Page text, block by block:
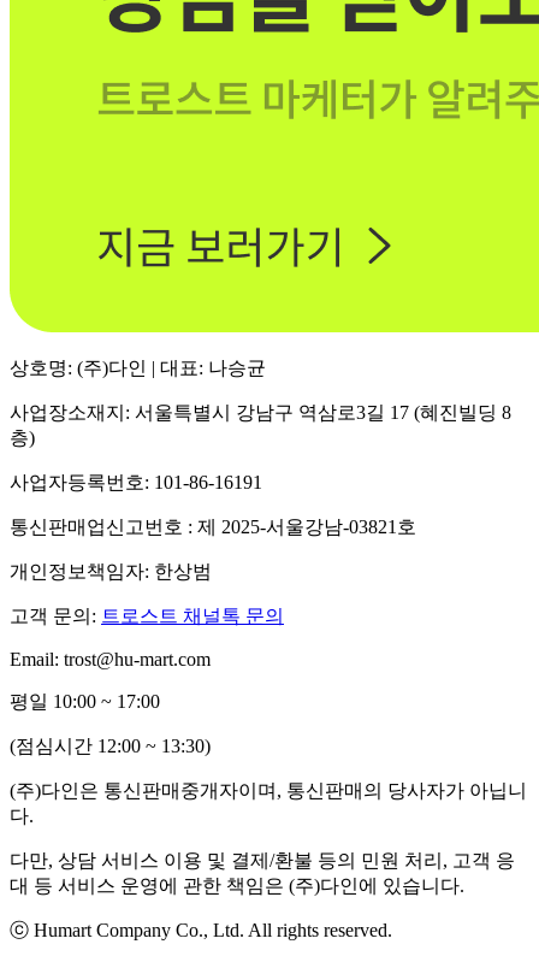
상호명: (주)다인 | 대표: 나승균
사업장소재지: 서울특별시 강남구 역삼로3길 17 (혜진빌딩 8
층)
사업자등록번호: 101-86-16191
통신판매업신고번호 : 제 2025-서울강남-03821호
개인정보책임자: 한상범
고객 문의: 트로스트 채널톡 문의
Email: trost@hu-mart.com
평일 10:00 ~ 17:00
(점심시간 12:00 ~ 13:30)
(주)다인은 통신판매중개자이며, 통신판매의 당사자가 아닙니
다.
다만, 상담 서비스 이용 및 결제/환불 등의 민원 처리, 고객 응
대 등 서비스 운영에 관한 책임은 (주)다인에 있습니다.
ⓒ Humart Company Co., Ltd. All rights reserved.